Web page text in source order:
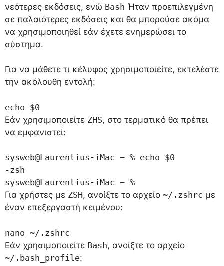
νεότερες εκδόσεις, ενώ Bash Ήταν προεπιλεγμένη
σε παλαιότερες εκδόσεις και θα μπορούσε ακόμα
να χρησιμοποιηθεί εάν έχετε ενημερώσει το
σύστημα.
Για να μάθετε τι κέλυφος χρησιμοποιείτε, εκτελέστε
την ακόλουθη εντολή:
echo $0
Εάν χρησιμοποιείτε ZHS, στο τερματικό θα πρέπει
να εμφανιστεί:
sysweb@Laurentius-iMac ~ % echo $0
-zsh
sysweb@Laurentius-iMac ~ %
Για χρήστες με ZSH, ανοίξτε το αρχείο ~/.zshrc με
έναν επεξεργαστή κειμένου:
nano ~/.zshrc
Εάν χρησιμοποιείτε Bash, ανοίξτε το αρχείο
~/.bash_profile: